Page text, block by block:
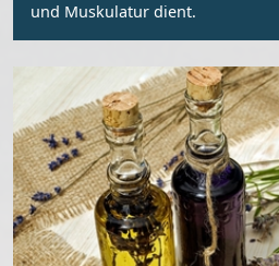
und Muskulatur dient.